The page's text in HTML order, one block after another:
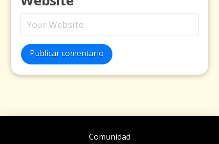
Publicar comentario
Comunidad